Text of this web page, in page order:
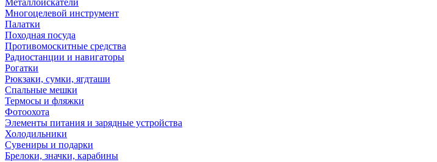
Металлоискатели
Многоцелевой инструмент
Палатки
Походная посуда
Противомоскитные средства
Радиостанции и навигаторы
Рогатки
Рюкзаки, сумки, ягдташи
Спальные мешки
Термосы и фляжки
Фотоохота
Элементы питания и зарядные устройства
Холодильники
Сувениры и подарки
Брелоки, значки, карабины